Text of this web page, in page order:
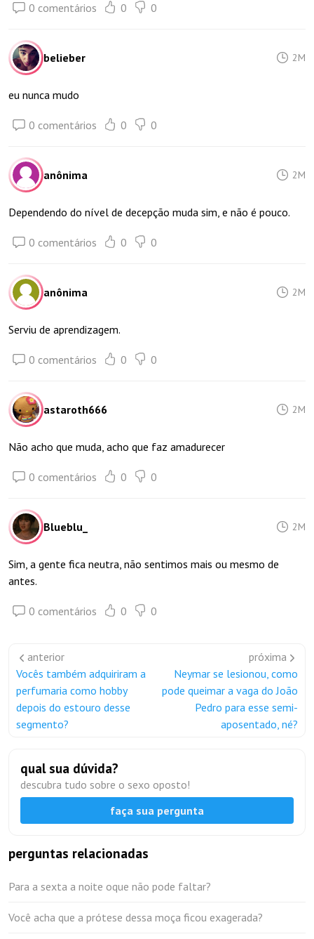
0 comentários 0 0
belieber 2M
eu nunca mudo
0 comentários 0 0
anônima 2M
Dependendo do nível de decepção muda sim, e não é pouco.
0 comentários 0 0
anônima 2M
Serviu de aprendizagem.
0 comentários 0 0
astaroth666 2M
Não acho que muda, acho que faz amadurecer
0 comentários 0 0
Blueblu_ 2M
Sim, a gente fica neutra, não sentimos mais ou mesmo de
antes.
0 comentários 0 0
anterior
Vocês também adquiriram a
perfumaria como hobby
depois do estouro desse
segmento?
próxima
Neymar se lesionou, como
pode queimar a vaga do João
Pedro para esse semi-
aposentado, né?
qual sua dúvida?
descubra tudo sobre o sexo oposto!
faça sua pergunta
perguntas relacionadas
Para a sexta a noite oque não pode faltar?
Você acha que a prótese dessa moça ficou exagerada?